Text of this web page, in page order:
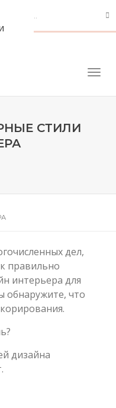
СТИЛИ
дел,
правильно
интерьера для
обнаружите, что
дизайна